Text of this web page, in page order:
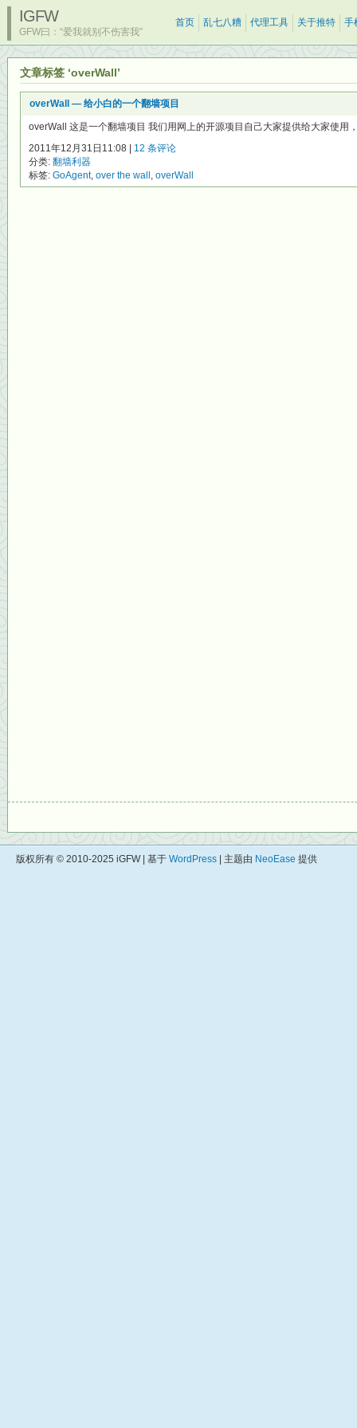
IGFW
GFW曰：“爱我就别不伤害我”
首页 乱七八糟 代理工具 关于推特 手
文章标签 ‘overWall’
overWall — 给小白的一个翻墙项目
overWall 这是一个翻墙项目 我们用网上的开源项目自己大家提供给大家使用
2011年12月31日11:08 | 12 条评论
分类: 翻墙利器
标签: GoAgent, over the wall , overWall
版权所有 © 2010-2025 iGFW | 基于 WordPress | 主题由 NeoEase 提供